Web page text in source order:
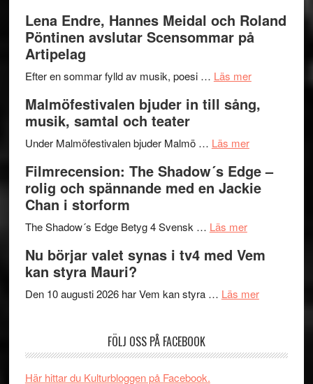
I
Delvis
genrens
terräng
på
Lena Endre, Hannes Meidal och Roland
Pöntinen avslutar Scensommar på
Artipelag
Efter en sommar fylld av musik, poesi … Läs merom
Endre,
Roland
Pöntinen
Artipelag
Malmöfestivalen bjuder in till sång,
musik, samtal och teater
Under Malmöfestivalen bjuder Malmö … Läs merom
bjuder
in
samtal
teater
Filmrecension: The Shadow´s Edge –
rolig och spännande med en Jackie
Chan i storform
The Shadow´s Edge Betyg 4 Svensk … Läs merom
The
´s
och
Nu börjar valet synas i tv4 med Vem
kan styra Mauri?
Den 10 augusti 2026 har Vem kan styra … Läs merom
synas
FÖLJ OSS PÅ FACEBOOK
Här hittar du Kulturbloggen på Facebook.